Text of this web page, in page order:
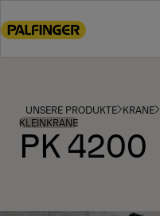
to
footer
content
UNSERE PRODUKTE KRANE
KLEINKRANE
PK 4200